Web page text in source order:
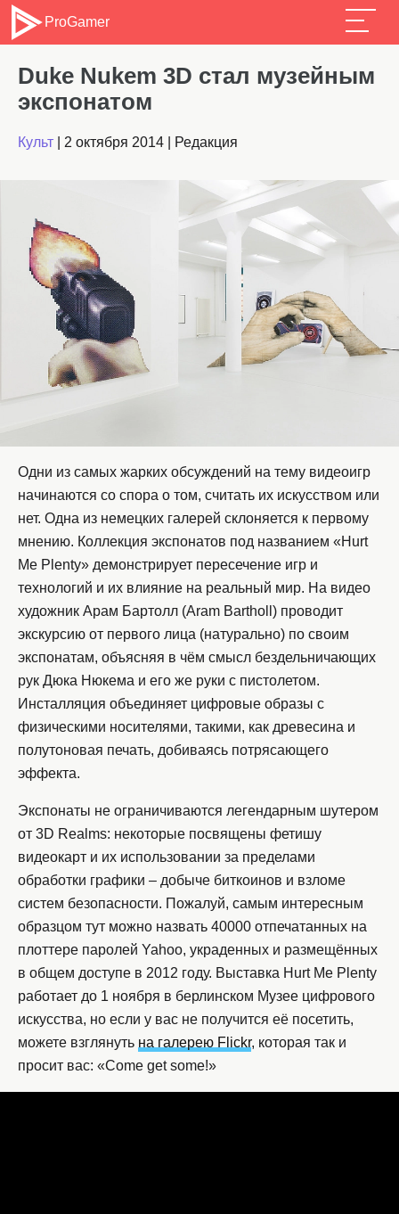
ProGamer
Duke Nukem 3D стал музейным
экспонатом
Культ 2 октября 2014 Редакция
Одни из самых жарких обсуждений на тему видеоигр
начинаются со спора о том, считать их искусством или
нет. Одна из немецких галерей склоняется к первому
мнению. Коллекция экспонатов под названием «Hurt
Me Plenty» демонстрирует пересечение игр и
технологий и их влияние на реальный мир. На видео
художник Арам Бартолл (Aram Bartholl) проводит
экскурсию от первого лица (натурально) по своим
экспонатам, объясняя в чём смысл бездельничающих
рук Дюка Нюкема и его же руки с пистолетом.
Инсталляция объединяет цифровые образы с
физическими носителями, такими, как древесина и
полутоновая печать, добиваясь потрясающего
эффекта.
Экспонаты не ограничиваются легендарным шутером
от 3D Realms: некоторые посвящены фетишу
видеокарт и их использовании за пределами
обработки графики – добыче биткоинов и взломе
систем безопасности. Пожалуй, самым интересным
образцом тут можно назвать 40000 отпечатанных на
плоттере паролей Yahoo, украденных и размещённых
в общем доступе в 2012 году. Выставка Hurt Me Plenty
работает до 1 ноября в берлинском Музее цифрового
искусства, но если у вас не получится её посетить,
можете взглянуть на галерею Flickr, которая так и
просит вас: «Come get some!»